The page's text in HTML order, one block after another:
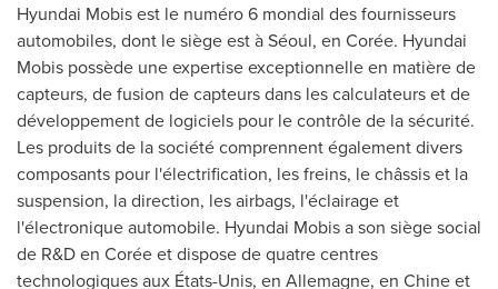
Hyundai Mobis est le numéro 6 mondial des fournisseurs
automobiles, dont le siège est à Séoul, en Corée. Hyundai
Mobis possède une expertise exceptionnelle en matière de
capteurs, de fusion de capteurs dans les calculateurs et de
développement de logiciels pour le contrôle de la sécurité.
Les produits de la société comprennent également divers
composants pour l'électrification, les freins, le châssis et la
suspension, la direction, les airbags, l'éclairage et
l'électronique automobile. Hyundai Mobis a son siège social
de R&D en Corée et dispose de quatre centres
technologiques aux États-Unis, en Allemagne, en Chine et